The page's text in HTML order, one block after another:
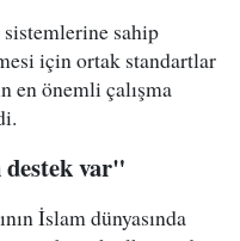
sahip
için ortak standartlar
en önemli çalışma
destek var"
İslam dünyasında